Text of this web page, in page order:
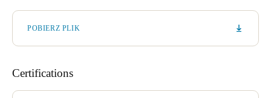
POBIERZ PLIK
Certifications